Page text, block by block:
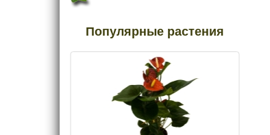
Популярные растения